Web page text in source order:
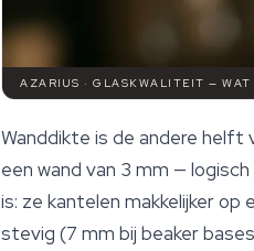
AZARIUS · GLASKWALITEIT —
Wanddikte is de andere helft
een wand van 3 mm —
is: ze kantelen makkelijker
stevig (7 mm bij beaker